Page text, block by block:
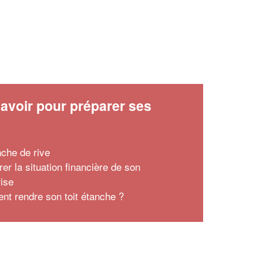
pour préparer ses
de rive
la situation financière de son
rendre son toit étanche ?